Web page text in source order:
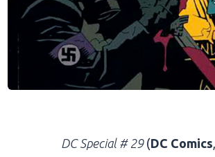
DC Special # 29(DC Comics